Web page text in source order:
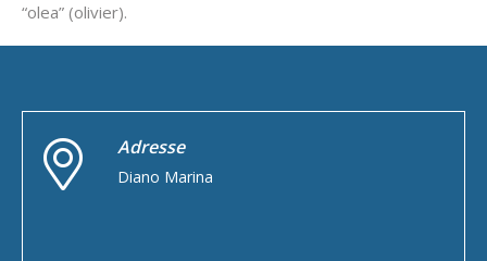
“olea” (olivier).
Adresse
Diano Marina